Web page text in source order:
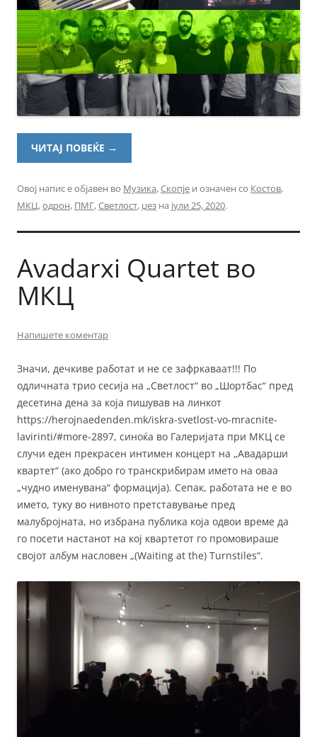
ЧИТАЈ ПОВЕЌЕ →
Овој напис е објавен во Музика,Скопје и означен со Костов,
МКЦ,одрон, ПМГ,Светлост, џез на јули 25, 2020.
Avadarxi Quartet во
МКЦ
Напишете коментар
Значи, дечкиве работат и не се зафркаваат!!! По
одличната трио сесија на „Светлост“ во „Шортбас“ пред
десетина дена за која пишував на линкот
https://herojnaedenden.mk/iskra-svetlost-vo-mracnite-
lavirinti/#more-2897, синоќа во Галеријата при МКЦ се
случи еден прекрасен интимен концерт на „Авадарши
квартет“ (ако добро го транскрибирам името на оваа
„чудно именувана“ формација). Сепак, работата не е во
името, туку во нивното претставување пред
малубројната, но избрана публика која одвои време да
го посети настанот на кој квартетот го промовираше
својот албум насловен „(Waiting at the) Turnstiles“.